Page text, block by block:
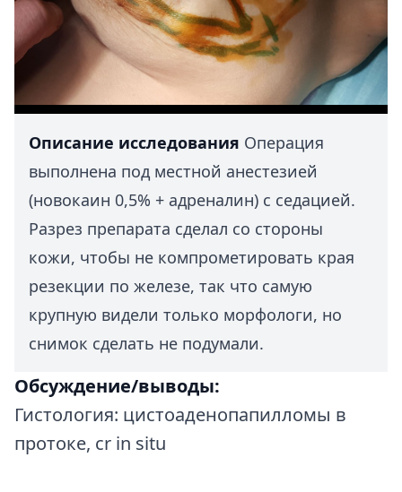
Описание исследования Операция
выполнена под местной анестезией
(новокаин 0,5% + адреналин) с седацией.
Разрез препарата сделал со стороны
кожи, чтобы не компрометировать края
резекции по железе, так что самую
крупную видели только морфологи, но
снимок сделать не подумали.
Обсуждение/выводы:
Гистология: цистоаденопапилломы в
протоке, cr in situ